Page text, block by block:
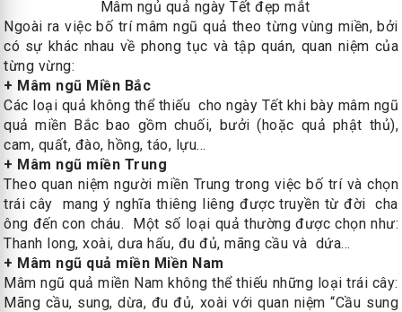
Mâm ngủ quả ngày Tết đẹp mắt
Ngoài ra việc bố trí mâm ngũ quả theo từng vùng miền, bởi
có sự khác nhau về phong tục và tập quán, quan niệm của
từng vừng:
+ Mâm ngũ Miền Bắc
Các loại quả không thể thiếu cho ngày Tết khi bày mâm ngũ
quả miền Bắc bao gồm chuối, bưởi (hoặc quả phật thủ),
cam, quất, đào, hồng, táo, lựu…
+ Mâm ngũ miền Trung
Theo quan niệm người miền Trung trong việc bố trí và chọn
trái cây mang ý nghĩa thiêng liêng được truyền từ đời cha
ông đến con cháu. Một số loại quả thường được chọn như:
Thanh long, xoài, dưa hấu, đu đủ, mãng cầu và dứa...
+ Mâm ngũ quả miền Miền Nam
Mâm ngũ quả miền Nam không thể thiếu những loại trái cây:
Mãng cầu, sung, dừa, đu đủ, xoài với quan niệm “Cầu sung